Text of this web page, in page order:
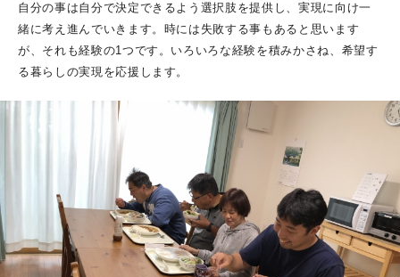
イベント
職員の声
助成金・補助金事業
Instagram
自分の事は自分で決定できるよう選択肢を提供し、実現に向け一
緒に考え進んでいきます。時には失敗する事もあると思います
が、それも経験の1つです。いろいろな経験を積みかさね、希望す
る暮らしの実現を応援します。